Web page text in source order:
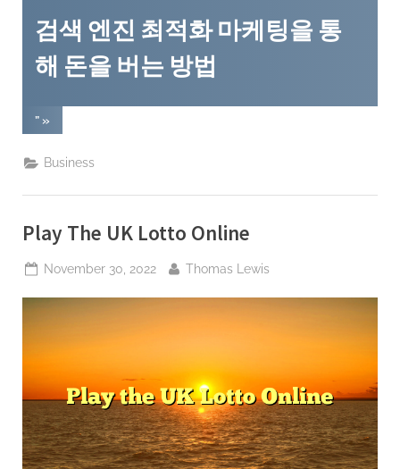
검색 엔진 최적화 마케팅을 통
해 돈을 버는 방법
” »
Business
Play The UK Lotto Online
Posted
November 30, 2022 By
Thomas Lewis